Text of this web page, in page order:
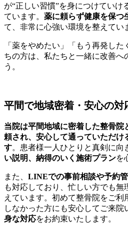
が“正しい習慣”を身につけていけ
ています。 薬に頼らず健康を保つ
て、非常に心強い環境を整えてい
「薬をやめたい」「もう再発し
ちの方は、私たちと一緒に改善へ
う。
平間で地域密着・安心の対
当院は平間地域に密着した整骨院
頼され、安心して通っていただけ
す。患者様一人ひとりと真剣に向
い説明、納得のいく施術プランを
また、 LINEでの事前相談や予約
も対応しており、忙しい方でも
えています。初めて整骨院をご
しなかった方にも安心してご来院
身な対応をお約束いたします。